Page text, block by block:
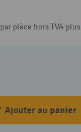
par pièce hors TVA plus
Ajouter au panier